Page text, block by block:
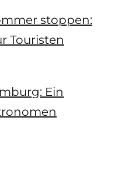
stoppen:
Touristen
Ein